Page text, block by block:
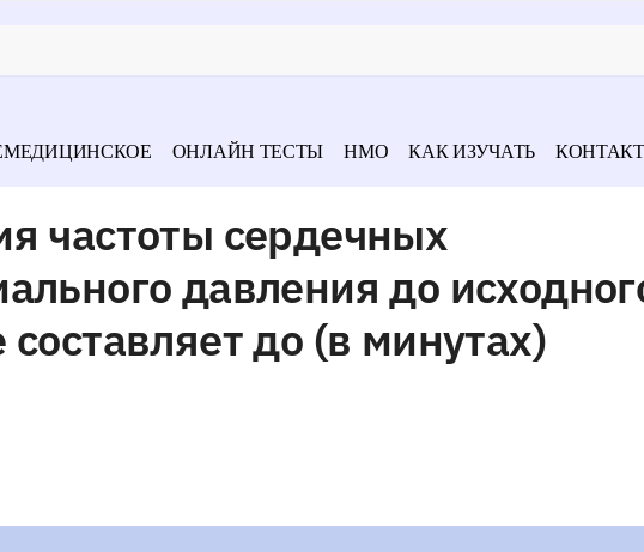
ОНЛАЙН ТЕСТЫ НМО КАК ИЗУЧАТЬ
частоты сердечных
давления до
до (в минутах)